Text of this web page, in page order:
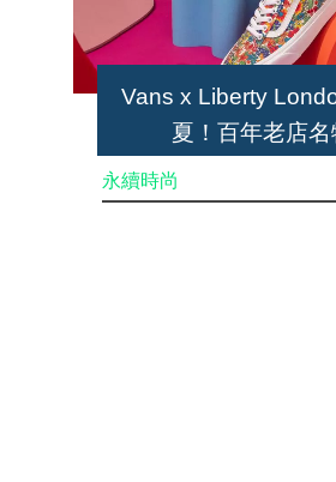
Vans x Liberty
夏！百年老店
永續時尚